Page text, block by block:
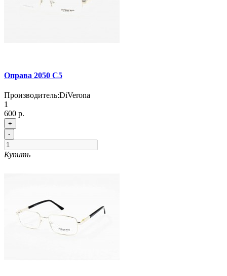
Оправа 2050 C5
Производитель:DiVerona
1
600 р.
+
-
Купить